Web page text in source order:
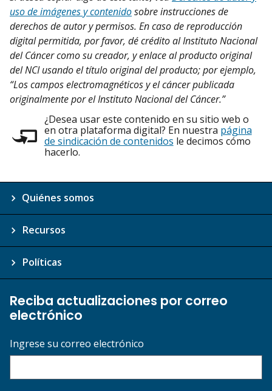
uso de imágenes y contenidosobre instrucciones de
derechos de autor y permisos. En caso de reproducción
digital permitida, por favor, dé crédito al Instituto Nacional
del Cáncer como su creador, y enlace al producto original
del NCI usando el título original del producto; por ejemplo,
“Los campos electromagnéticos y el cáncer publicada
originalmente por el Instituto Nacional del Cáncer.”
¿Desea usar este contenido en su sitio web o
en otra plataforma digital? En nuestra página
de sindicación de contenidos le decimos cómo
hacerlo.
Quiénes somos
Recursos
Políticas
Reciba actualizaciones por correo
electrónico
Ingrese su correo electrónico